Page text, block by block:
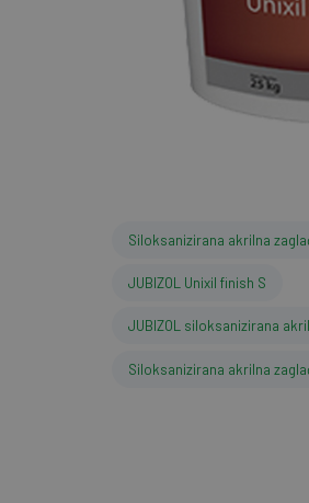
Siloksanizirana akrilna
JUBIZOL Unixil finish S
JUBIZOL siloksanizirana
Siloksanizirana akrilna